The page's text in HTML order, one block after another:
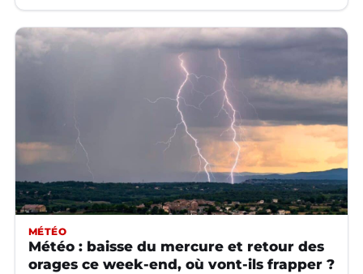
MÉTÉO
Météo : baisse du mercure et retour des
orages ce week-end, où vont-ils frapper ?